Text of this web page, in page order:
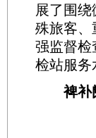
展了围
殊旅客、
强监督检
检站服务
裨补